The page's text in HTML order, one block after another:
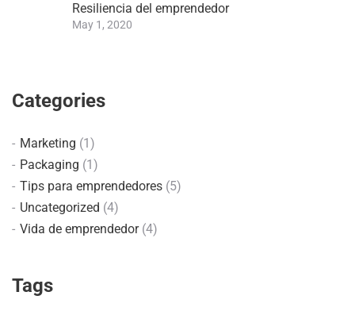
Resiliencia del emprendedor
May 1, 2020
Categories
Marketing (1)
Packaging (1)
Tips para emprendedores (5)
Uncategorized (4)
Vida de emprendedor(4)
Tags